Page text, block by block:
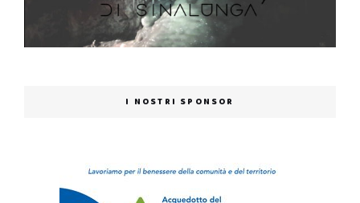
I NOSTRI SPONSOR